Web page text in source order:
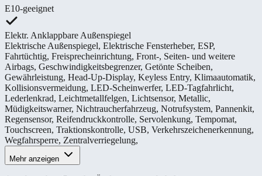
E10-geeignet
Elektr. Anklappbare Außenspiegel
Elektrische Außenspiegel, Elektrische Fensterheber, ESP,
Fahrtüchtig, Freisprecheinrichtung, Front-, Seiten- und weitere
Airbags, Geschwindigkeitsbegrenzer, Getönte Scheiben,
Gewährleistung, Head-Up-Display, Keyless Entry, Klimaautomatik,
Kollisionsvermeidung, LED-Scheinwerfer, LED-Tagfahrlicht,
Lederlenkrad, Leichtmetallfelgen, Lichtsensor, Metallic,
Müdigkeitswarner, Nichtraucherfahrzeug, Notrufsystem, Pannenkit,
Regensensor, Reifendruckkontrolle, Servolenkung, Tempomat,
Touchscreen, Traktionskontrolle, USB, Verkehrszeichenerkennung,
Wegfahrsperre, Zentralverriegelung,
Mehr anzeigen